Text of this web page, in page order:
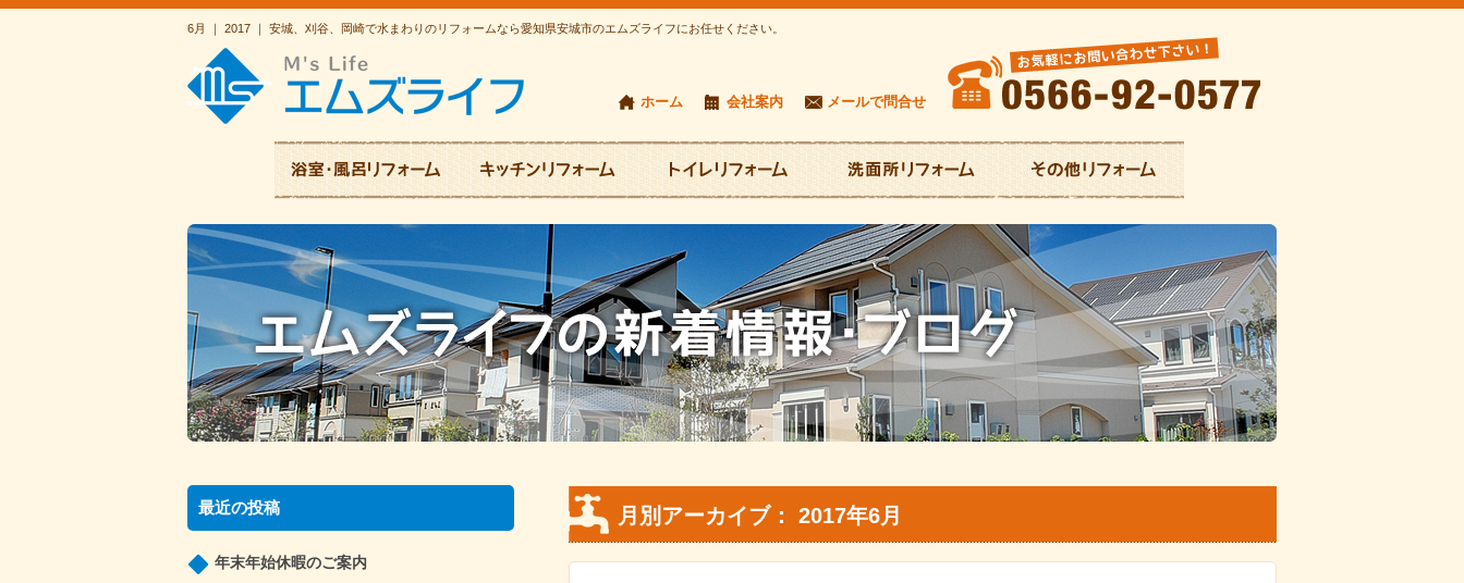
6月 ｜ 2017 ｜ 安城、刈谷、岡崎で水まわりのリフォームなら愛知県安城市のエムズライフにお任せください。
ホーム 会社案内 メールで問合せ
月別アーカイブ： 2017年6月
最近の投稿
年末年始休暇のご案内